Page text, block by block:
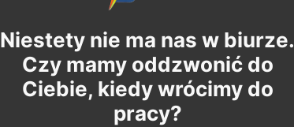
Niestety nie ma nas w biurze.
Czy mamy oddzwonić do
Ciebie, kiedy wrócimy do
pracy?